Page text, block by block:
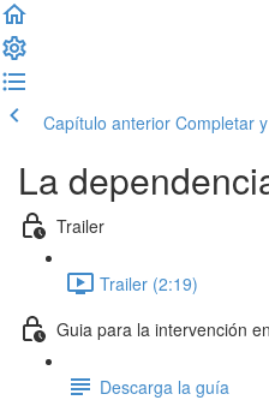
Capítulo anterior Completar
La
Trailer
Trailer (2:19)
Guia para la intervención
Descarga la guía